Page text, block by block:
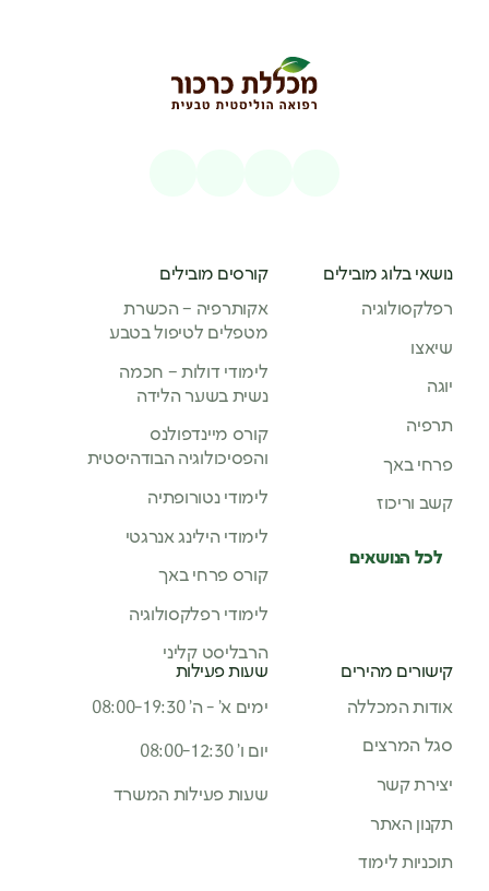
נושאי בלוג מובילים
רפלקסולוגיה
שיאצו
יוגה
תרפיה
פרחי באך
קשב וריכוז
לכל הנושאים
קורסים מובילים
אקותרפיה – הכשרת
מטפלים לטיפול בטבע
לימודי דולות – חכמה
נשית בשער הלידה
קורס מיינדפולנס
והפסיכולוגיה הבודהיסטית
לימודי נטורופתיה
לימודי הילינג אנרגטי
קורס פרחי באך
לימודי רפלקסולוגיה
הרבליסט קליני
קישורים מהירים
אודות המכללה
סגל המרצים
יצירת קשר
תקנון האתר
תוכניות לימוד
שעות פעילות
ימים א’ - ה’ 08:00-19:30
יום ו’ 08:00-12:30
שעות פעילות המשרד